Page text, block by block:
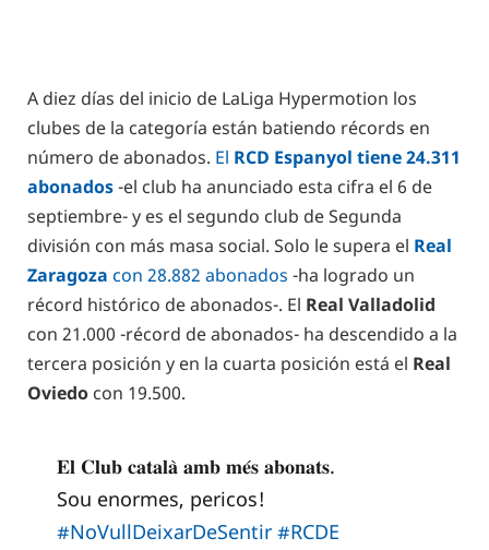
A diez días del inicio de LaLiga Hypermotion los
clubes de la categoría están batiendo récords en
número de abonados. El RCD Espanyol tiene 24.311
abonados-el club ha anunciado esta cifra el 6 de
septiembre- y es el segundo club de Segunda
división con más masa social. Solo le supera el Real
Zaragoza con 28.882 abonados -ha logrado un
récord histórico de abonados-. El Real Valladolid
con 21.000 -récord de abonados- ha descendido a la
tercera posición y en la cuarta posición está el Real
Oviedo con 19.500.
𝐄𝐥 𝐂𝐥𝐮𝐛 𝐜𝐚𝐭𝐚𝐥𝐚̀ 𝐚𝐦𝐛 𝐦𝐞́𝐬 𝐚𝐛𝐨𝐧𝐚𝐭𝐬.
Sou enormes, pericos!
#NoVullDeixarDeSentir #RCDE